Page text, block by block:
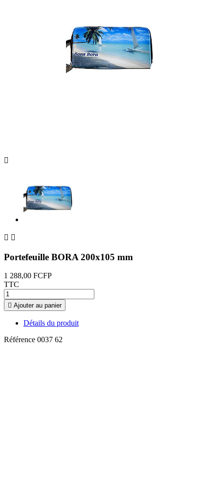

 
Portefeuille BORA 200x105 mm
1 288,00 FCFP
TTC
 Ajouter au panier
Détails du produit
Référence 0037 62